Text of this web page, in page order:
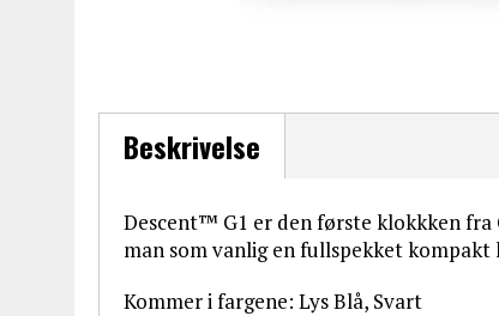
Beskrivelse
Descent™ G1 er den første klokkken
man som vanlig en fullspekket
Kommer i fargene: Lys Blå, Svart